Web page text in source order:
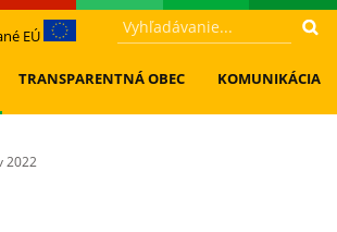
EÚ
TRANSPARENTNÁ OBEC KOMUNIKÁCIA
2022